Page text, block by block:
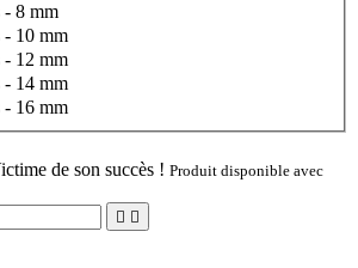
- 8 mm
- 10 mm
- 12 mm
- 14 mm
- 16 mm
de son succès ! Produit disponible avec
 